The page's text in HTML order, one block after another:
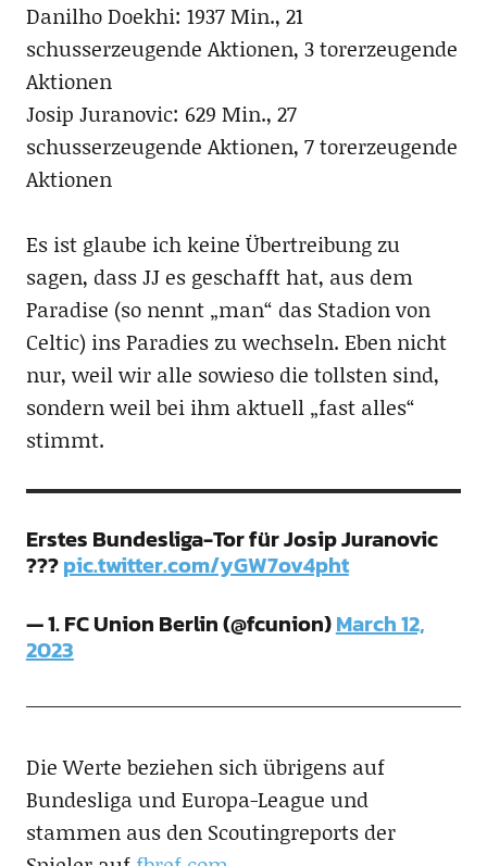
Danilho Doekhi: 1937 Min., 21
schusserzeugende Aktionen, 3 torerzeugende
Aktionen
Josip Juranovic: 629 Min., 27
schusserzeugende Aktionen, 7 torerzeugende
Aktionen
Es ist glaube ich keine Übertreibung zu
sagen, dass JJ es geschafft hat, aus dem
Paradise (so nennt „man“ das Stadion von
Celtic) ins Paradies zu wechseln. Eben nicht
nur, weil wir alle sowieso die tollsten sind,
sondern weil bei ihm aktuell „fast alles“
stimmt.
Erstes Bundesliga-Tor für Josip Juranovic
???pic.twitter.com/yGW7ov4pht
— 1. FC Union Berlin (@fcunion)March 12,
2023
Die Werte beziehen sich übrigens auf
Bundesliga und Europa-League und
stammen aus den Scoutingreports der